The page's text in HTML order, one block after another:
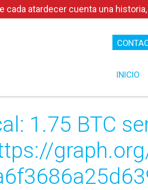
cada atardecer cuenta una
INICIO
1.75 BTC